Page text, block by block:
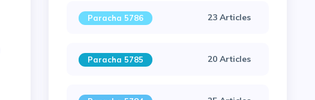
Paracha 5786 23 Articles
Paracha 5785 20 Articles